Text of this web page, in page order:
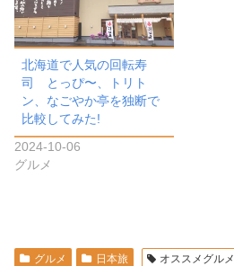
北海道で人気の回転寿
司 とっぴ〜、トリト
ン、なごやか亭を独断で
比較してみた!
2024-10-06
グルメ
グルメ 日本旅 オススメグルメ